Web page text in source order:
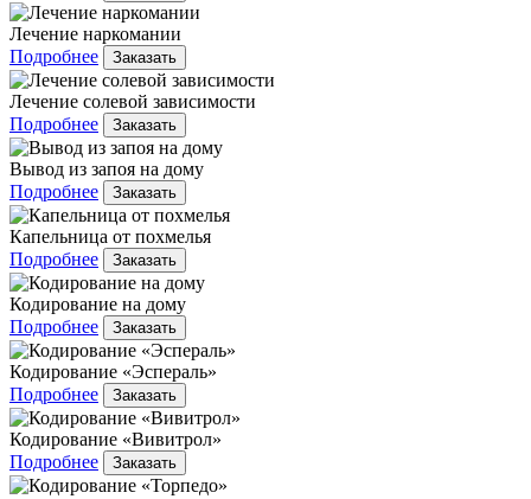
Лечение наркомании
Подробнее
Заказать
Лечение солевой зависимости
Подробнее
Заказать
Вывод из запоя на дому
Подробнее
Заказать
Капельница от похмелья
Подробнее
Заказать
Кодирование на дому
Подробнее
Заказать
Кодирование «Эспераль»
Подробнее
Заказать
Кодирование «Вивитрол»
Подробнее
Заказать